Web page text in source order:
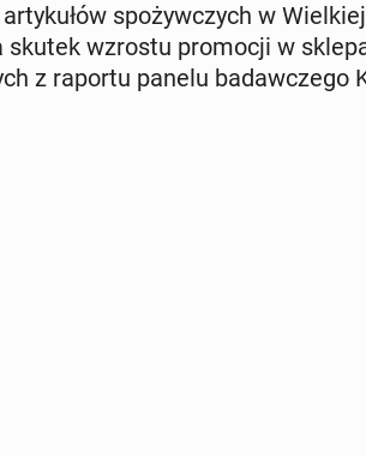
spo­żyw­czych w
skutek wzrostu pro­mo­cji w
z raportu panelu ba­daw­cze­go